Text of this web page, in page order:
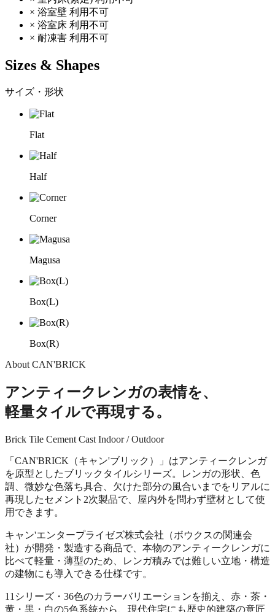
× 浴室壁 利用不可
× 浴室床 利用不可
× 耐凍害 利用不可
Sizes & Shapes
サイズ・形状
Flat
Half
Corner
Magusa
Box(L)
Box(R)
About CAN'BRICK
アンティークレンガの表情を、
軽量タイルで再現する。
Brick Tile Cement Cast Indoor / Outdoor
「CAN'BRICK（キャン'ブリック）」はアンティークレンガ
を原型としたブリックタイルシリーズ。レンガの形状、色
調、微妙な色落ち具合、欠けた部分の風合いまでをリアルに
再現したセメント2次製品で、屋内外を問わず壁材として使
用できます。
キャン'エンタープライゼズ株式会社（ボウクスの関連会
社）が開発・製造する商品で、本物のアンティークレンガに
比べて軽量・薄型のため、レンガ積みでは難しい立地・構造
の建物にも導入できる仕様です。
11シリーズ・36色のカラーバリエーションを揃え、赤・茶・
黄・黒・白の5色系統から、現代住宅にも歴史的建築の意匠